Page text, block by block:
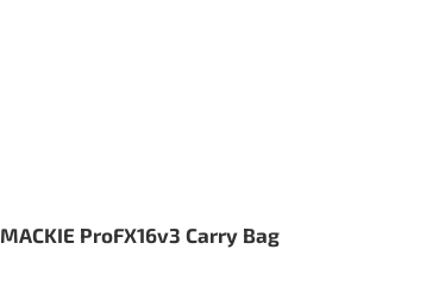
MACKIE ProFX16v3 Carry Bag